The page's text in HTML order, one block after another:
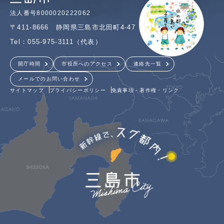
法人番号8000020222062
〒411-8666 静岡県三島市北田町4-47
Tel：055-975-3111（代表）
開庁時間 市役所へのアクセス 連絡先一覧
メールでのお問い合わせ
サイトマップ プライバシーポリシー 免責事項・著作権・リンク